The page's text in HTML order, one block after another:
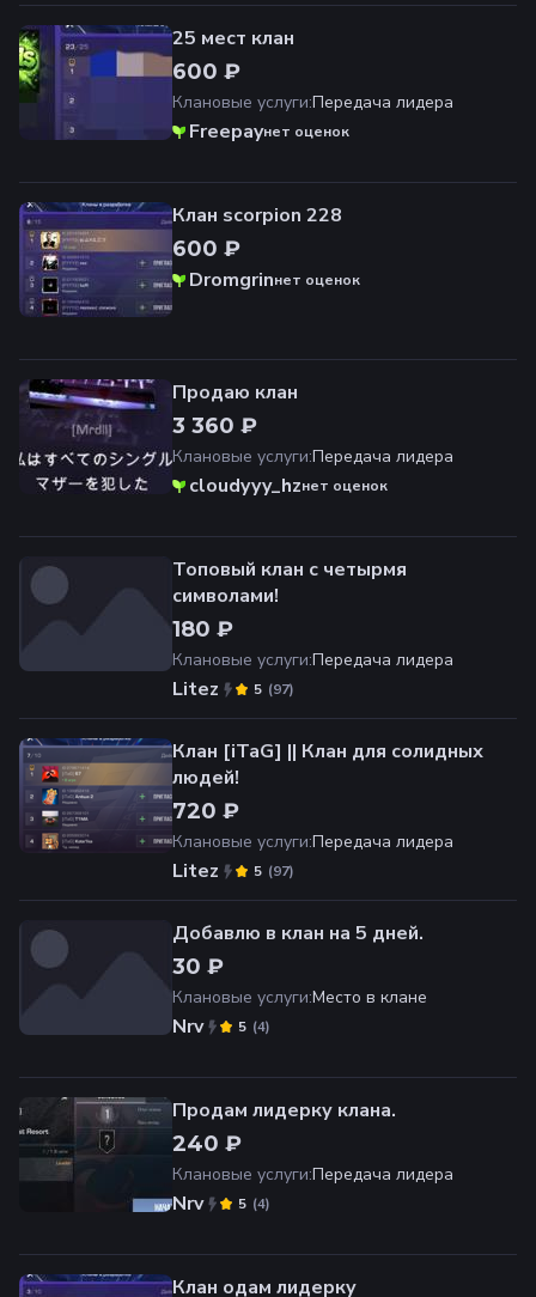
25 мест клан
600 ₽
Клановые услуги:Передача лидера
Freepayнет оценок
Клан scorpion 228
600 ₽
Dromgrinнет оценок
Продаю клан
3 360 ₽
Клановые услуги:Передача лидера
cloudyyy_hzнет оценок
Топовый клан с четырмя
символами!
180 ₽
Клановые услуги:Передача лидера
Litez (97)
5
Клан [iTaG] || Клан для солидных
людей!
720 ₽
Клановые услуги:Передача лидера
Litez (97)
5
Добавлю в клан на 5 дней.
30 ₽
Клановые услуги:Место в клане
Nrv (4)
5
Продам лидерку клана.
240 ₽
Клановые услуги:Передача лидера
Nrv (4)
5
Клан одам лидерку